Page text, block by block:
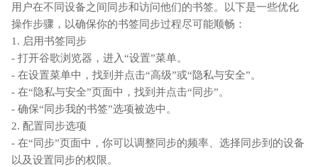
用户在不同设备之间同步和访问他们的书签。以下是一些优化
操作步骤，以确保你的书签同步过程尽可能顺畅：
1. 启用书签同步
- 打开谷歌浏览器，进入“设置”菜单。
- 在设置菜单中，找到并点击“高级”或“隐私与安全”。
- 在“隐私与安全”页面中，找到并点击“同步”。
- 确保“同步我的书签”选项被选中。
2. 配置同步选项
- 在“同步”页面中，你可以调整同步的频率、选择同步到的设备
以及设置同步的权限。